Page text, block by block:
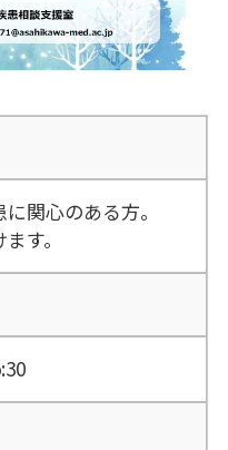
関心のある方。
す。